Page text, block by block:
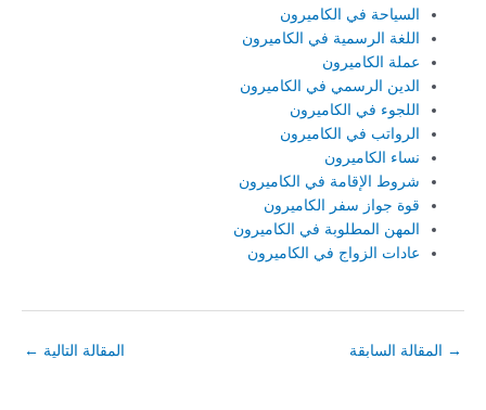
السياحة في الكاميرون
اللغة الرسمية في الكاميرون
عملة الكاميرون
الدين الرسمي في الكاميرون
اللجوء في الكاميرون
الرواتب في الكاميرون
نساء الكاميرون
شروط الإقامة في الكاميرون
قوة جواز سفر الكاميرون
المهن المطلوبة في الكاميرون
عادات الزواج في الكاميرون
→ المقالة السابقة المقالة التالية ←